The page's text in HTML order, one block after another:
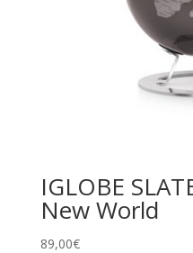
IGLOBE
New World
89,00€